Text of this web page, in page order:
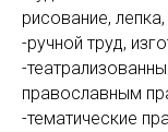
рисование,
-ручной труд,
-
православным
-тематические